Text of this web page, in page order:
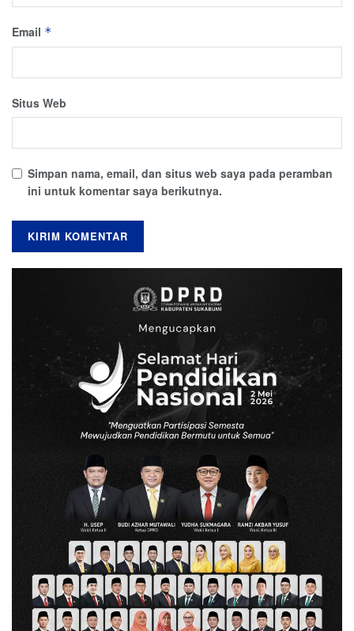
Email *
Situs Web
Simpan nama, email, dan situs web saya pada peramban
ini untuk komentar saya berikutnya.